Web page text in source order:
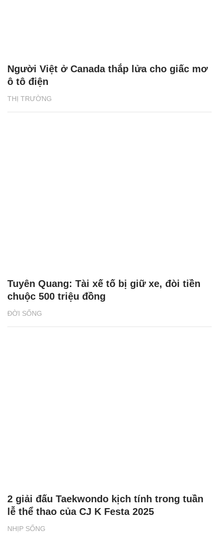
THỊ TRƯỜNG
Người Việt ở Canada thắp lửa cho giấc mơ
ô tô điện
ĐỜI SỐNG
Tuyên Quang: Tài xế tố bị giữ xe, đòi tiền
chuộc 500 triệu đồng
NHỊP SỐNG
2 giải đấu Taekwondo kịch tính trong tuần
lễ thể thao của CJ K Festa 2025